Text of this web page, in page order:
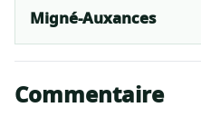
Migné-Auxances
Commentaire